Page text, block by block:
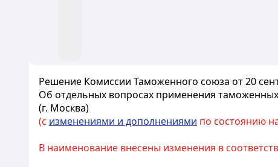
Решение Комиссии Таможенного союза от 20
Об отдельных вопросах применения
(г. Москва)
(с изменениями и дополнениями по состоянию
В наименование внесены изменения в